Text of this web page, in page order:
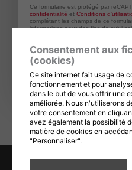
Ce formulaire est protégé par
confidentialité et Conditions
complétant les champs de ce
informations pour des fins de suivi
Consentement aux
(cookies)
Ce site internet fait usage de
fonctionnement et pour
dans le but de vous offrir une
améliorée. Nous n'utiliserons
votre consentement en
avez également la possibilité
matière de cookies en
"Personnaliser".